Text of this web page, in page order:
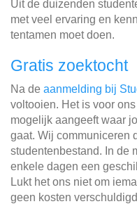
Uit de duizenden
met veel ervaring en
tentamen moet doen.
Gratis zoektocht
Na de aanmelding bij
voltooien. Het is voor
mogelijk aangeeft waar
gaat. Wij communiceren
studentenbestand. In de
enkele dagen een
Lukt het ons niet om
geen kosten